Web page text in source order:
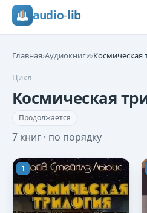
audio-lib
Главная›Аудиокниги›Космическая
Цикл
Космическая
Продолжается
7 книг · по порядку
1